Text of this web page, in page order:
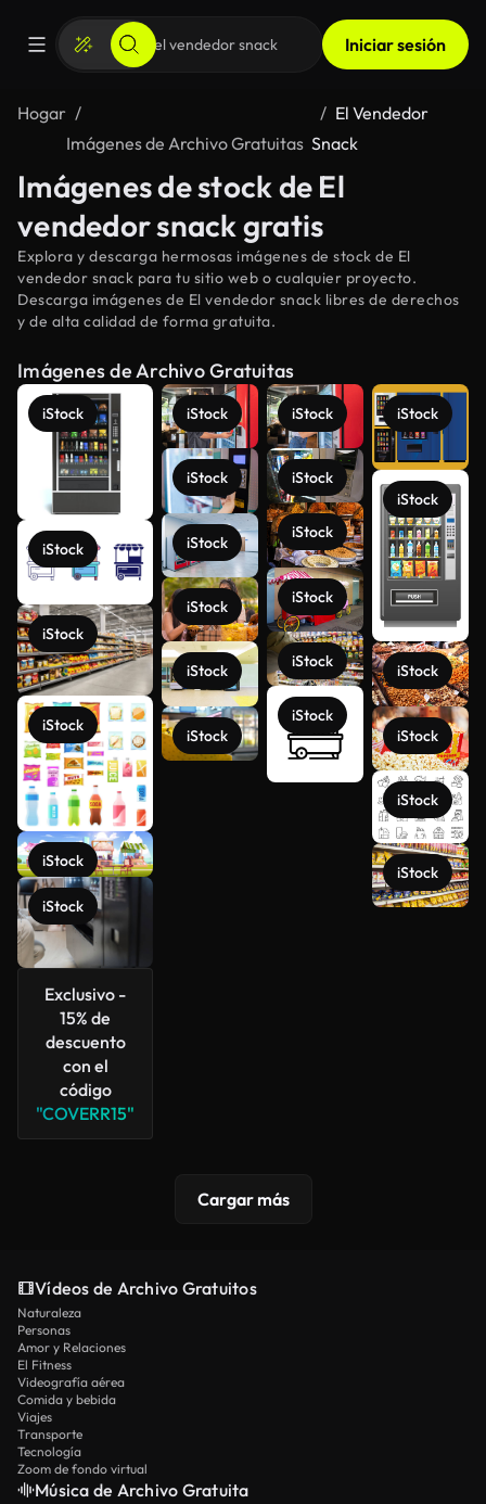
Iniciar sesión
Hogar
Imágenes de Archivo Gratuitas
El Vendedor
Snack
Imágenes de stock de El
vendedor snack gratis
Explora y descarga hermosas imágenes de stock de El
vendedor snack para tu sitio web o cualquier proyecto.
Descarga imágenes de El vendedor snack libres de derechos
y de alta calidad de forma gratuita.
Imágenes de Archivo Gratuitas
iStock
iStock
iStock
iStock
iStock
iStock
Exclusivo -
15% de
descuento
con el
código
"COVERR15"
iStock
iStock
iStock
iStock
iStock
iStock
iStock
iStock
iStock
iStock
iStock
iStock
iStock
iStock
iStock
iStock
iStock
iStock
Cargar más
Vídeos de Archivo Gratuitos
Naturaleza
Personas
Amor y Relaciones
El Fitness
Videografía aérea
Comida y bebida
Viajes
Transporte
Tecnología
Zoom de fondo virtual
Música de Archivo Gratuita